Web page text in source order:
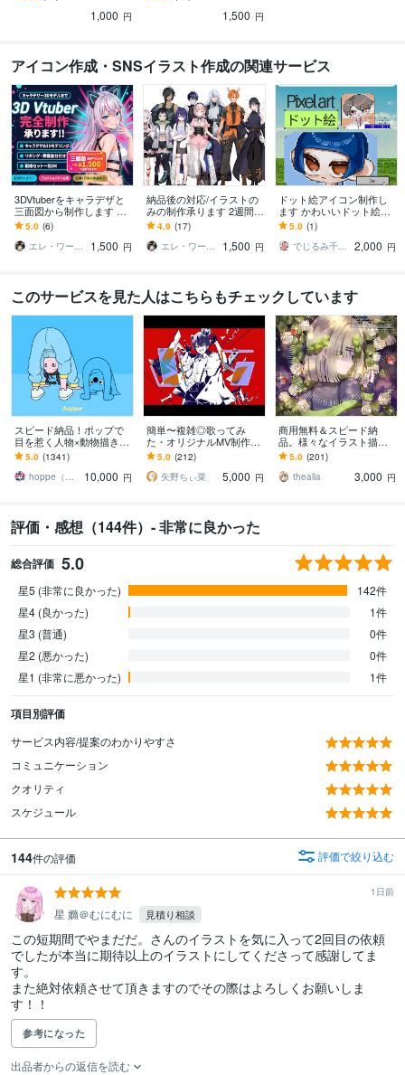
イコンなど様々な場面で
1,000 円
様々な場面でお使いくだ
1,500 円
アイコン作成・SNSイラスト作成の関連サービス
3DVtuberをキャラデザと
三面図から制作します 配
信画面/背景/ネームロゴ/離
席中/待機中/OP/EDセット
5.0 (6)
エレ・ワークス｜Vtuber制作
1,500 円
納品後の対応/イラストの
みの制作承ります 2週間後
のアフター対応受付窓口
です
4.9 (17)
エレ・ワークス｜Vtuber制作
1,500 円
ドット絵アイコン制作し
ます かわいいドット絵で
あなただけのSNS用アイ
コンをお作りします
5.0 (1)
でじるみ千葉我孫子
2,000 円
このサービスを見た人はこちらもチェックしています
スピード納品！ポップで
目を惹く人物×動物描きま
す 挿絵・動画・グッズな
ど鮮やかな配色で個性を
出したい方へ
5.0 (1341)
hoppe（ほっぺ）
10,000 円
簡単〜複雑◎歌ってみ
た・オリジナルMV制作し
ます Vtuber・歌い手必
見！お任せ〜本家再現ま
で可能！
5.0 (212)
矢野ちぃ菜
5,000 円
商用無料＆スピード納
品。様々なイラスト描き
ます 様々な活動で使用す
るイラストが必要な方
へ。
5.0 (201)
thealla
3,000 円
評価・感想（144件）- 非常に良かった
総合評価 5.0
星5 (非常に良かった)
142件
星4 (良かった)
1件
星3 (普通)
0件
星2 (悪かった)
0件
星1 (非常に悪かった)
1件
項目別評価
サービス内容/提案のわかりやすさ
コミュニケーション
クオリティ
スケジュール
144件の評価 評価で絞り込む
1日前
星 嫷＠むにむに 見積り相談
この短期間でやまだだ。さんのイラストを気に入って2回目の依頼
でしたが本当に期待以上のイラストにしてくださって感謝してま
す。
また絶対依頼させて頂きますのでその際はよろしくお願いしま
す！！
参考になった
出品者からの返信を読む